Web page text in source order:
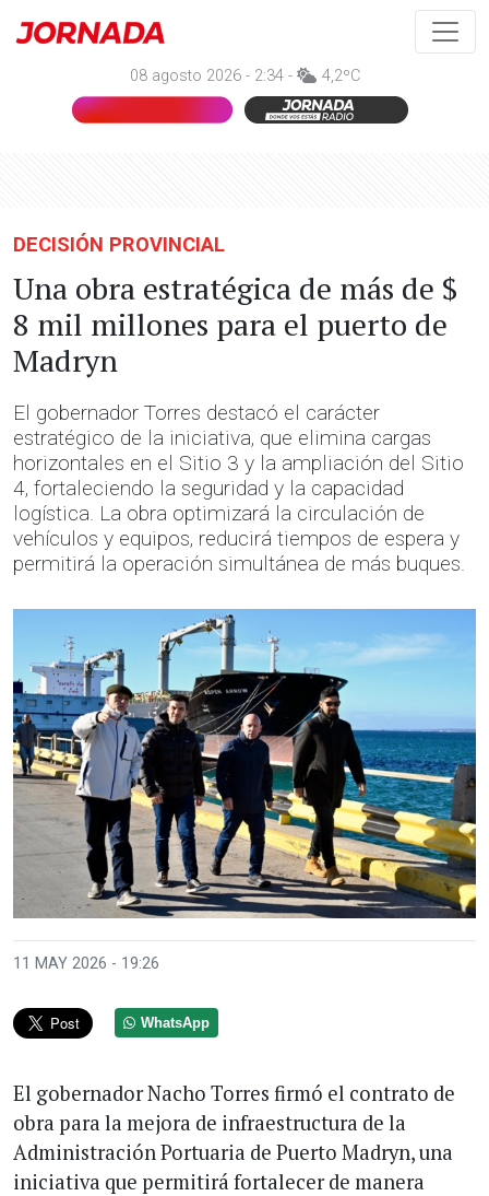
08 agosto 2026 - 2:34 - 4,2ºC
DECISIÓN PROVINCIAL
Una obra estratégica de más de $
8 mil millones para el puerto de
Madryn
El gobernador Torres destacó el carácter
estratégico de la iniciativa, que elimina cargas
horizontales en el Sitio 3 y la ampliación del Sitio
4, fortaleciendo la seguridad y la capacidad
logística. La obra optimizará la circulación de
vehículos y equipos, reducirá tiempos de espera y
permitirá la operación simultánea de más buques.
11 MAY 2026 - 19:26
WhatsApp
El gobernador Nacho Torres firmó el contrato de
obra para la mejora de infraestructura de la
Administración Portuaria de Puerto Madryn, una
iniciativa que permitirá fortalecer de manera